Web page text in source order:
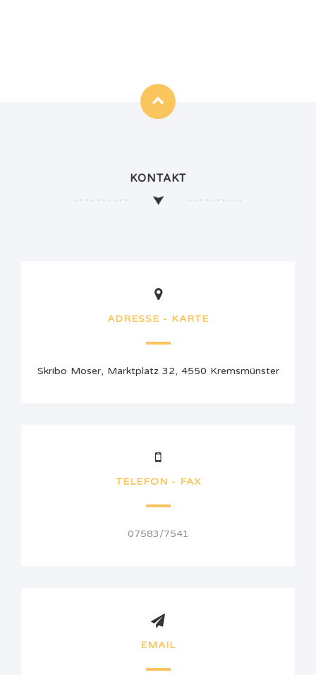
KONTAKT
ADRESSE - KARTE
Skribo Moser, Marktplatz 32, 4550 Kremsmünster
TELEFON - FAX
07583/7541
EMAIL